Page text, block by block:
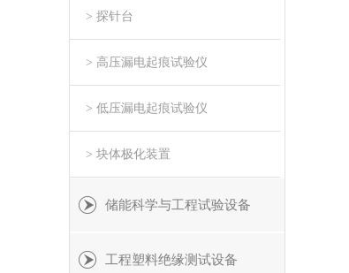
> 探针台
> 高压漏电起痕试验仪
> 低压漏电起痕试验仪
> 块体极化装置
储能科学与工程试验设备
工程塑料绝缘测试设备